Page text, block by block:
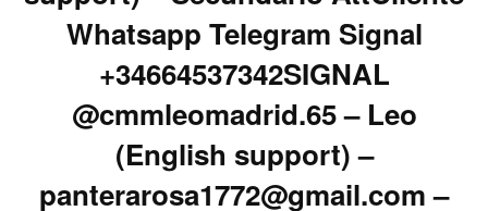
Whatsapp Telegram Signal
+34664537342SIGNAL
@cmmleomadrid.65 – Leo
(English support) –
panterarosa1772@gmail.com –